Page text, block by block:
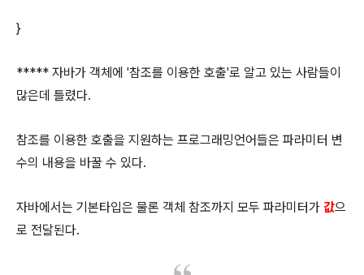
}
***** 자바가 객체에 '참조를 이용한 호출'로 알고 있는 사람들이
많은데 틀렸다.
참조를 이용한 호출을 지원하는 프로그래밍언어들은 파라미터 변
수의 내용을 바꿀 수 있다.
자바에서는 기본타입은 물론 객체 참조까지 모두 파라미터가 값으
로 전달된다.